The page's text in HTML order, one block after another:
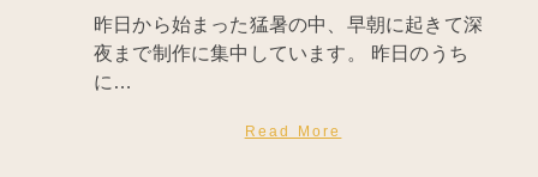
昨日から始まった猛暑の中、早朝に起きて深
夜まで制作に集中しています。 昨日のうち
に…
Read More